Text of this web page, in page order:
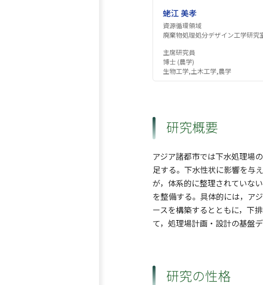
蛯江 美孝
資源循環領域
廃棄物処理処分デザイン工学研究
主席研究員
博士 (農学)
生物工学,土木工学,農学
研究概要
アジア諸都市では下水処理場
足する。下水性状に影響を与
が，体系的に整理されていな
を整備する。具体的には，ア
ースを構築するとともに，下
て，処理場計画・設計の基盤
研究の性格